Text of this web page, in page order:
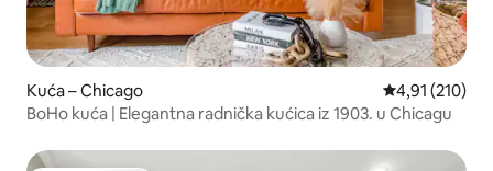
Kuća – Chicago Prosječna
4,91 (210)
BoHo kuća | Elegantna radnička kućica iz 1903. u Chicagu